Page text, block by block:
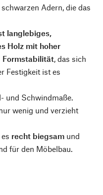
Adern, die das
langlebiges,
Holz mit hoher
Formstabilität , das sich
Festigkeit ist es
und Schwindmaße.
wenig und verzieht
recht biegsam und
für den Möbelbau.